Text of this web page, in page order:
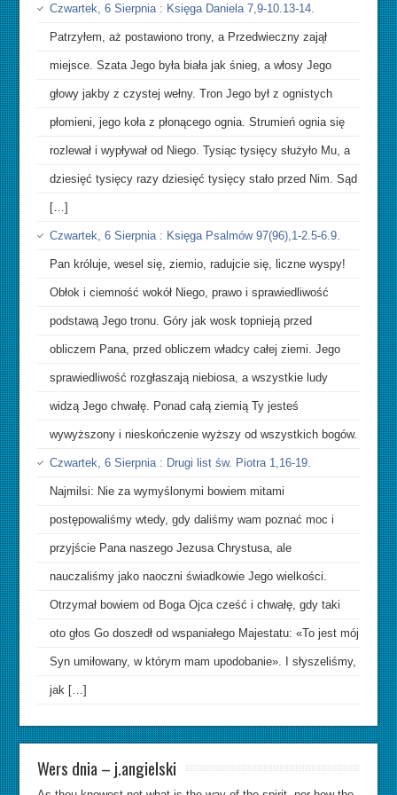
Czwartek, 6 Sierpnia : Księga Daniela 7,9-10.13-14.
Patrzyłem, aż postawiono trony, a Przedwieczny zajął
miejsce. Szata Jego była biała jak śnieg, a włosy Jego
głowy jakby z czystej wełny. Tron Jego był z ognistych
płomieni, jego koła z płonącego ognia. Strumień ognia się
rozlewał i wypływał od Niego. Tysiąc tysięcy służyło Mu, a
dziesięć tysięcy razy dziesięć tysięcy stało przed Nim. Sąd
[…]
Czwartek, 6 Sierpnia : Księga Psalmów 97(96),1-2.5-6.9.
Pan króluje, wesel się, ziemio, radujcie się, liczne wyspy!
Obłok i ciemność wokół Niego, prawo i sprawiedliwość
podstawą Jego tronu. Góry jak wosk topnieją przed
obliczem Pana, przed obliczem władcy całej ziemi. Jego
sprawiedliwość rozgłaszają niebiosa, a wszystkie ludy
widzą Jego chwałę. Ponad całą ziemią Ty jesteś
wywyższony i nieskończenie wyższy od wszystkich bogów.
Czwartek, 6 Sierpnia : Drugi list św. Piotra 1,16-19.
Najmilsi: Nie za wymyślonymi bowiem mitami
postępowaliśmy wtedy, gdy daliśmy wam poznać moc i
przyjście Pana naszego Jezusa Chrystusa, ale
nauczaliśmy jako naoczni świadkowie Jego wielkości.
Otrzymał bowiem od Boga Ojca cześć i chwałę, gdy taki
oto głos Go doszedł od wspaniałego Majestatu: «To jest mój
Syn umiłowany, w którym mam upodobanie». I słyszeliśmy,
jak […]
Wers dnia – j.angielski